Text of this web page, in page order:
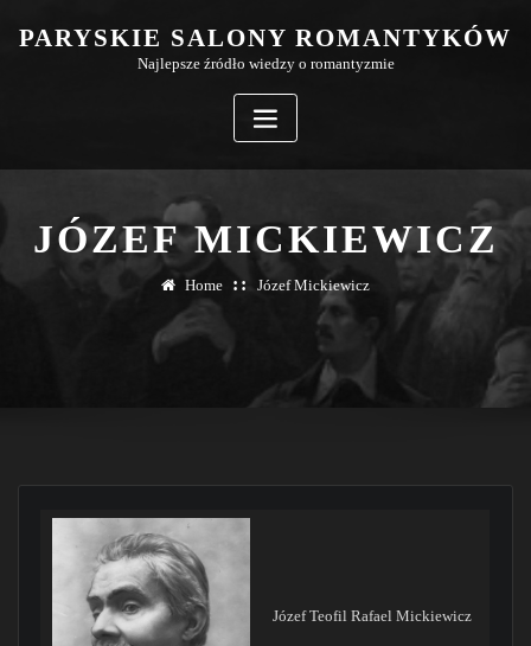
PARYSKIE SALONY ROMANTYKÓW
Najlepsze źródło wiedzy o romantyzmie
JÓZEF MICKIEWICZ
Home Józef Mickiewicz
Józef Teofil Rafael Mickiewicz